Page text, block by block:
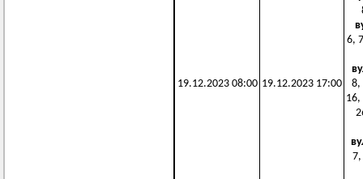
19.12.2023 08:00 19.12.2023 17:00
6,
8,
16,
7,